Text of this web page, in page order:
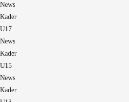
News
Kader
U17
News
Kader
U15
News
Kader